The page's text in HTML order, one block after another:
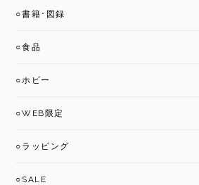
○書籍･図録
○食品
○ホビー
○WEB限定
○ラッピング
○SALE